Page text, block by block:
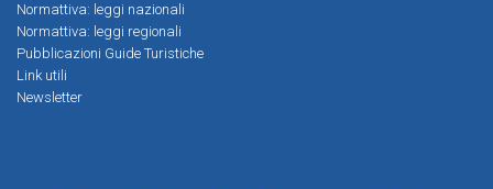
Normattiva: leggi nazionali
Normattiva: leggi regionali
Pubblicazioni Guide Turistiche
Link utili
Newsletter